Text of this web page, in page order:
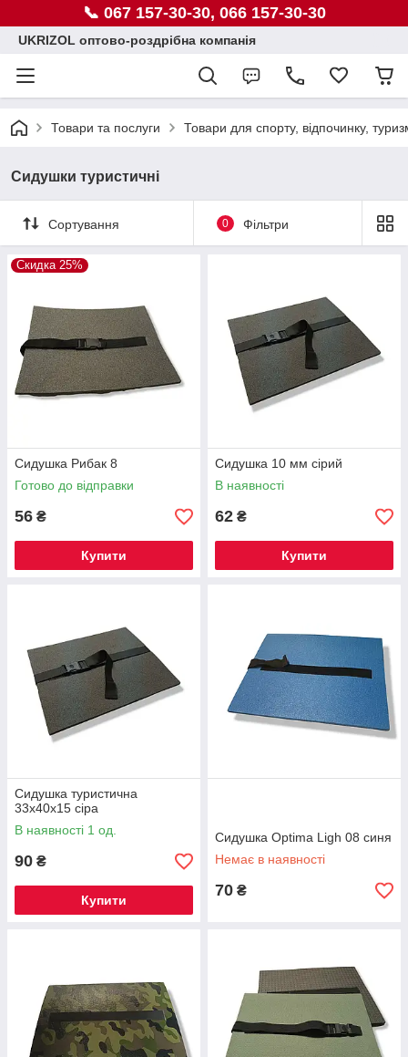
📞 067 157-30-30, 066 157-30-30
UKRIZOL оптово-роздрібна компанія
Товари та послуги Товари для спорту, відпочинку,
Сидушки туристичні
Сортування 0 Фільтри
Скидка 25%
Сидушка Рибак 8
Готово до відправки
56 ₴
Купити
Сидушка 10 мм сірий
В наявності
62 ₴
Купити
Сидушка туристична
33х40х15 сіра
В наявності 1 од.
90 ₴
Купити
Сидушка Optima Ligh 08 синя
Немає в наявності
70 ₴